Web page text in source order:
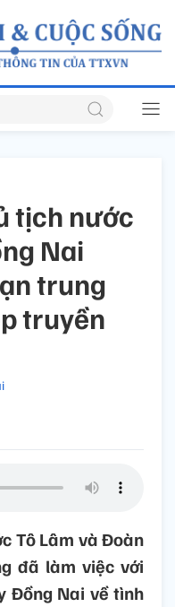
tịch nước
Nai
trung
truyền
Tô Lâm và Đoàn
đã làm việc với
Đồng Nai về tình